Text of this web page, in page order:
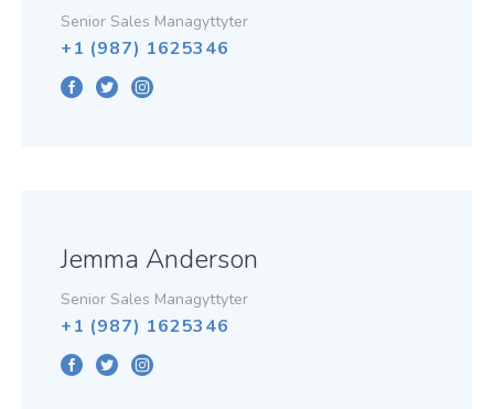
Senior Sales Managyttyter
+1 (987) 1625346
Jemma Anderson
Senior Sales Managyttyter
+1 (987) 1625346